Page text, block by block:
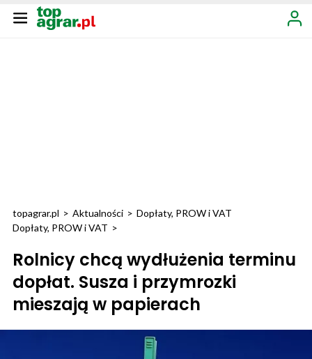
topagrar.pl > Aktualności > Dopłaty, PROW i VAT
Dopłaty, PROW i VAT >
Rolnicy chcą wydłużenia terminu
dopłat. Susza i przymrozki
mieszają w papierach